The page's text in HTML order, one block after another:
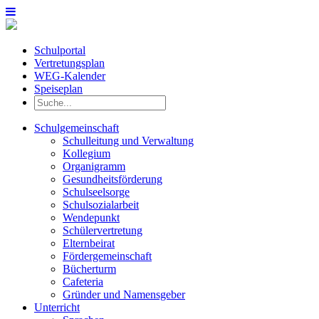
Schulportal
Vertretungsplan
WEG-Kalender
Speiseplan
Schulgemeinschaft
Schulleitung und Verwaltung
Kollegium
Organigramm
Gesundheitsförderung
Schulseelsorge
Schulsozialarbeit
Wendepunkt
Schülervertretung
Elternbeirat
Fördergemeinschaft
Bücherturm
Cafeteria
Gründer und Namensgeber
Unterricht